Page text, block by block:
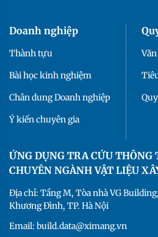
Doanh nghiệp
Thành tựu
Bài học kinh nghiệm
Chân dung Doanh nghiệp
Ý kiến chuyên gia
ỨNG DỤNG TRA CỨU THÔNG
CHUYÊN NGÀNH VẬT LIỆU
Địa chỉ: Tầng M, Tòa nhà VG
Khương Đình, TP. Hà Nội
Email: build.data@ximang.vn